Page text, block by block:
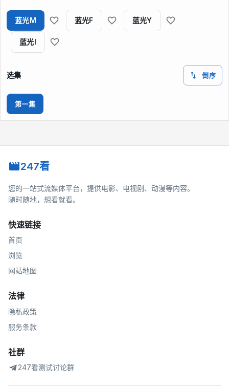
蓝光M 蓝光F 蓝光Y
蓝光I
选集 倒序
第一集
247看
您的一站式流媒体平台，提供电影、电视剧、动漫等内容。
随时随地，想看就看。
快速链接
首页
浏览
网站地图
法律
隐私政策
服务条款
社群
247看测试讨论群